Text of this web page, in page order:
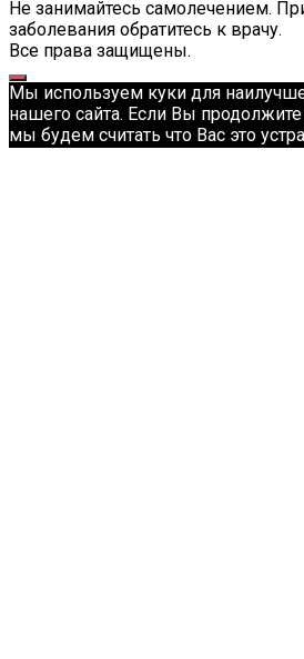
Не занимайтесь самолечением.
заболевания обратитесь к врачу.
Все права защищены.
Мы используем куки для
нашего сайта. Если Вы продолжите
мы будем считать что Вас это